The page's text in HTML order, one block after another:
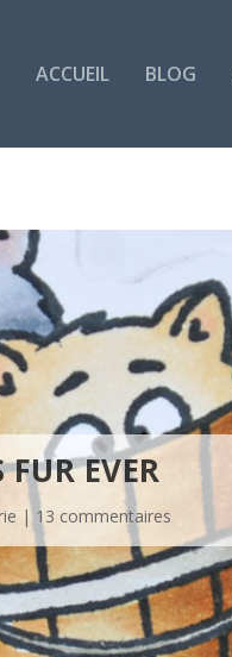
ACCUEIL BLOG
EVER
| 13 commentaires